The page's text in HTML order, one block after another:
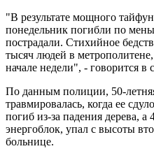
"В результате мощного
понедельник погибли по
пострадали. Стихийное
тысяч людей в
начале недели", - говорится в
По данным полиции, 50-
травмировалась, когда ее
погиб из-за падения дерева,
энергоблок, упал с высоты
больнице.